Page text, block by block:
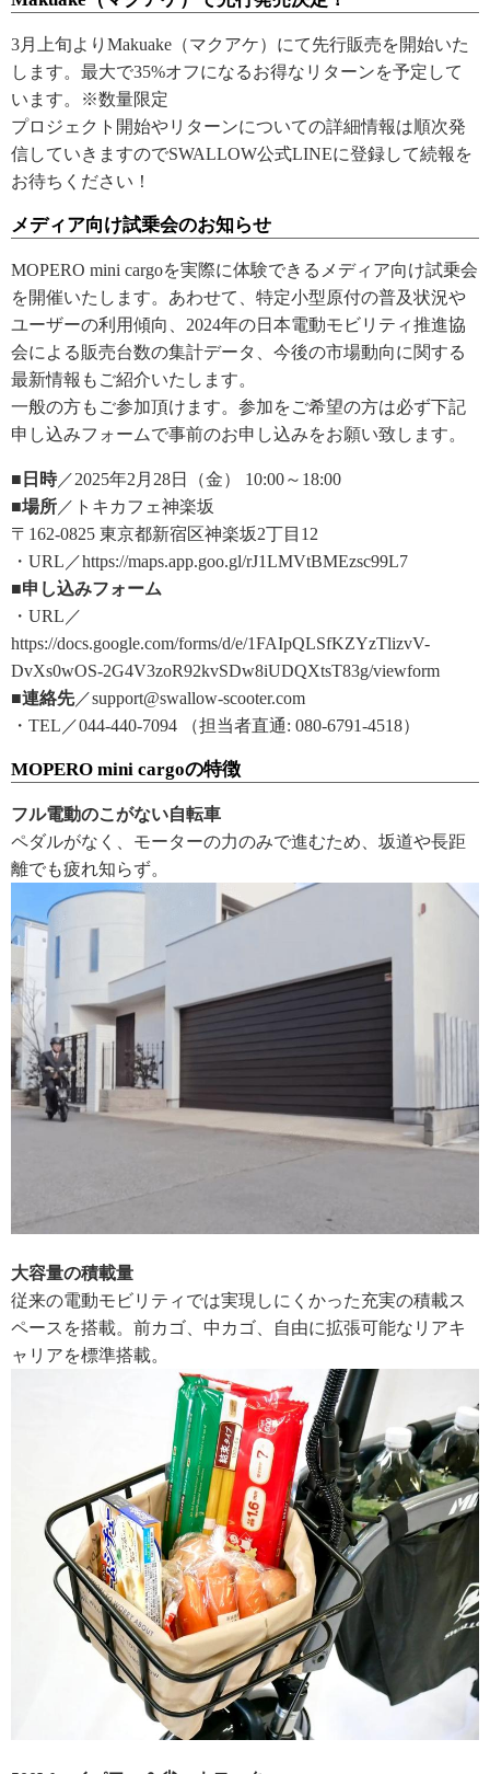
3月上旬よりMakuake（マクアケ）にて先行販売を開始いた
します。最大で35%オフになるお得なリターンを予定して
います。※数量限定
プロジェクト開始やリターンについての詳細情報は順次発
信していきますのでSWALLOW公式LINEに登録して続報を
お待ちください！
メディア向け試乗会のお知らせ
MOPERO mini cargoを実際に体験できるメディア向け試乗会
を開催いたします。あわせて、特定小型原付の普及状況や
ユーザーの利用傾向、2024年の日本電動モビリティ推進協
会による販売台数の集計データ、今後の市場動向に関する
最新情報もご紹介いたします。
一般の方もご参加頂けます。参加をご希望の方は必ず下記
申し込みフォームで事前のお申し込みをお願い致します。
■日時／2025年2月28日（金） 10:00～18:00
■場所 ／トキカフェ神楽坂
〒162-0825 東京都新宿区神楽坂2丁目12
・URL／https://maps.app.goo.gl/rJ1LMVtBMEzsc99L7
■申し込みフォーム
・URL／
https://docs.google.com/forms/d/e/1FAIpQLSfKZYzTlizvV-
DvXs0wOS-2G4V3zoR92kvSDw8iUDQXtsT83g/viewform
■連絡先／support@swallow-scooter.com
・TEL／044-440-7094 （担当者直通: 080-6791-4518）
MOPERO mini cargoの特徴
フル電動のこがない自転車
ペダルがなく、モーターの力のみで進むため、坂道や長距
離でも疲れ知らず。
大容量の積載量
従来の電動モビリティでは実現しにくかった充実の積載ス
ペースを搭載。前カゴ、中カゴ、自由に拡張可能なリアキ
ャリアを標準搭載。